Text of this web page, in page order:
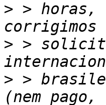
> > horas,
> >
> >